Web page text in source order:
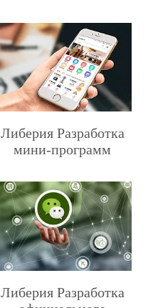
Либерия Разработка
мини-программ
Либерия Разработка